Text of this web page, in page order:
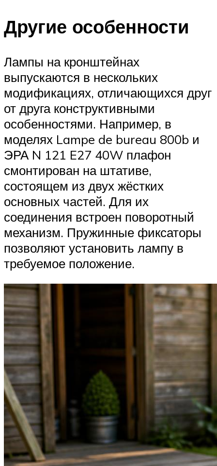
Другие особенности
Лампы на кронштейнах
выпускаются в нескольких
модификациях, отличающихся друг
от друга конструктивными
особенностями. Например, в
моделях Lampe de bureau 800b и
ЭРА N 121 E27 40W плафон
смонтирован на штативе,
состоящем из двух жёстких
основных частей. Для их
соединения встроен поворотный
механизм. Пружинные фиксаторы
позволяют установить лампу в
требуемое положение.